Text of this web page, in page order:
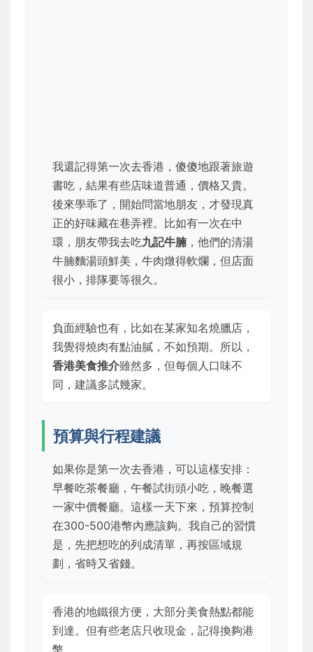
我還記得第一次去香港，傻傻地跟著旅遊
書吃，結果有些店味道普通，價格又貴。
後來學乖了，開始問當地朋友，才發現真
正的好味藏在巷弄裡。比如有一次在中
環，朋友帶我去吃九記牛腩 ，他們的清湯
牛腩麵湯頭鮮美，牛肉燉得軟爛，但店面
很小，排隊要等很久。
負面經驗也有，比如在某家知名燒臘店，
我覺得燒肉有點油膩，不如預期。所以，
香港美食推介雖然多，但每個人口味不
同，建議多試幾家。
預算與行程建議
如果你是第一次去香港，可以這樣安排：
早餐吃茶餐廳，午餐試街頭小吃，晚餐選
一家中價餐廳。這樣一天下來，預算控制
在300-500港幣內應該夠。我自己的習慣
是，先把想吃的列成清單，再按區域規
劃，省時又省錢。
香港的地鐵很方便，大部分美食熱點都能
到達。但有些老店只收現金，記得換夠港